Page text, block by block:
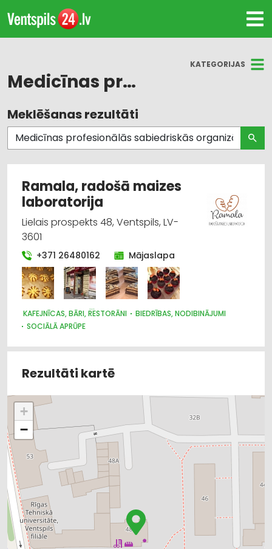
KATEGORIJAS
Medicīnas profesionālās sabiedriskās organizācijas: sabiedriskie fondi
Visas nozares
Biedrības, nodibinājumi
Pasākumu organizēšana, atribūtika
Psihologa, psihiatra un psihoterapeita
pakalpojumi
Sociālā aprūpe
Ēdināšanas uzņēmumi
Meklēšanas rezultāti
Ramala, radošā maizes
laboratorija
Lielais prospekts 48, Ventspils, LV-
3601
+371 26480162 Mājaslapa
KAFEJNĪCAS, BĀRI, RESTORĀNI
BIEDRĪBAS, NODIBINĀJUMI
SOCIĀLĀ APRŪPE
PASĀKUMU ORGANIZĒŠANA, ATRIBŪTIKA
Rezultāti kartē
+
−